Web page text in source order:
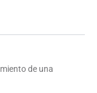
de una